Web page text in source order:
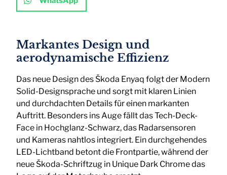
Markantes Design und
aerodynamische Effizienz
Das neue Design des Škoda Enyaq folgt der Modern
Solid-Designsprache und sorgt mit klaren Linien
und durchdachten Details für einen markanten
Auftritt. Besonders ins Auge fällt das Tech-Deck-
Face in Hochglanz-Schwarz, das Radarsensoren
und Kameras nahtlos integriert. Ein durchgehendes
LED-Lichtband betont die Frontpartie, während der
neue Škoda-Schriftzug in Unique Dark Chrome das